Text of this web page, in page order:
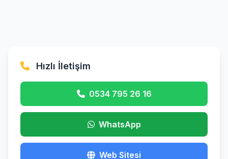
Hızlı İletişim
0534 795 26 16
WhatsApp
Web Sitesi